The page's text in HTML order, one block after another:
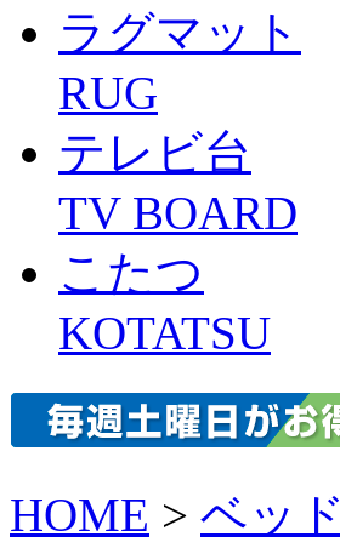
ラグマット
RUG
テレビ台
TV BOARD
こたつ
KOTATSU
HOME > ベッド